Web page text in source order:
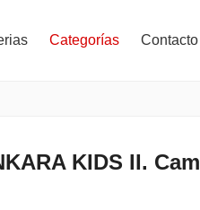
Categorías Contacto
KIDS II.